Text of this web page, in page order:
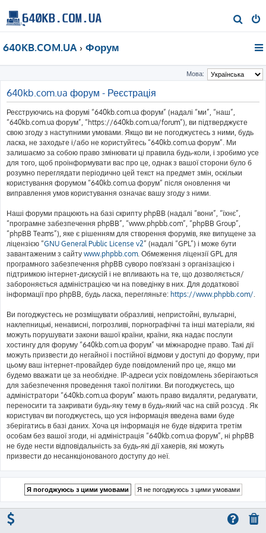
о
к
640KB.COM.UA Форум
Мова:
640kb.com.ua форум - Реєстрація
Реєструючись на форумі “640kb.com.ua форум” (надалі “ми”, “наш”,
“640kb.com.ua форум”, “https://640kb.com.ua/forum”), ви підтверджуєте
свою згоду з наступними умовами. Якщо ви не погоджуєтесь з ними, будь
ласка, не заходьте і/або не користуйтесь “640kb.com.ua форум”. Ми
залишаємо за собою право змінювати ці правила будь-коли, і зробимо усе
для того, щоб проінформувати вас про це, однак з вашої сторони було б
розумно переглядати періодично цей текст на предмет змін, оскільки
користування форумом “640kb.com.ua форум” після оновлення чи
виправлення умов користування означає вашу згоду з ними.
Наші форуми працюють на базі скрипту phpBB (надалі “вони”, “їхнє”,
“програмне забезпечення phpBB”, “www.phpbb.com”, “phpBB Group”,
“phpBB Teams”), яке є рішенням для створення форумів, яке випущене за
ліцензією “GNU General Public License v2” (надалі “GPL”) і може бути
завантаженим з сайту www.phpbb.com. Обмеження ліцензії GPL для
програмного забезпечення phpBB суворо пов'язані з організацією і
підтримкою інтернет-дискусій і не впливають на те, що дозволяється/
забороняється адміністрацією чи на поведінку в них. Для додаткової
інформації про phpBB, будь ласка, перегляньте: https://www.phpbb.com/.
Ви погоджуєтесь не розміщувати образливі, непристойні, вульгарні,
наклепницькі, ненависні, погрозливі, порнографічні та інші матеріали, які
можуть порушувати закони вашої країни, країни, яка надає послуги
хостингу для форуму “640kb.com.ua форум” чи міжнародне право. Такі дії
можуть призвести до негайної і постійної відмови у доступі до форуму, при
цьому ваш інтернет-провайдер буде повідомлений про це, якщо ми
будемо вважати це за необхідне. IP-адреси усіх повідомлень зберігаються
для забезпечення проведення такої політики. Ви погоджуєтесь, що
адміністратори “640kb.com.ua форум” мають право видаляти, редагувати,
переносити та закривати будь-яку тему в будь-який час на свій розсуд . Як
користувач ви погоджуєтесь, що уся інформація введена вами буде
зберігатись в базі даних. Хоча ця інформація не буде відкрита третім
особам без вашої згоди, ні адміністрація “640kb.com.ua форум”, ні phpBB
не буде нести відповідальність за будь-які дії хакерів, які можуть
призвести до несанкціонованого доступу до неї.